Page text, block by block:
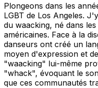
Plongeons dans les
LGBT de Los Angeles.
du waacking, né dans
américaines. Face à la
danseurs ont créé un
moyen d'expression et
"waacking" lui-même
"whack", évoquant le
que ces communautés